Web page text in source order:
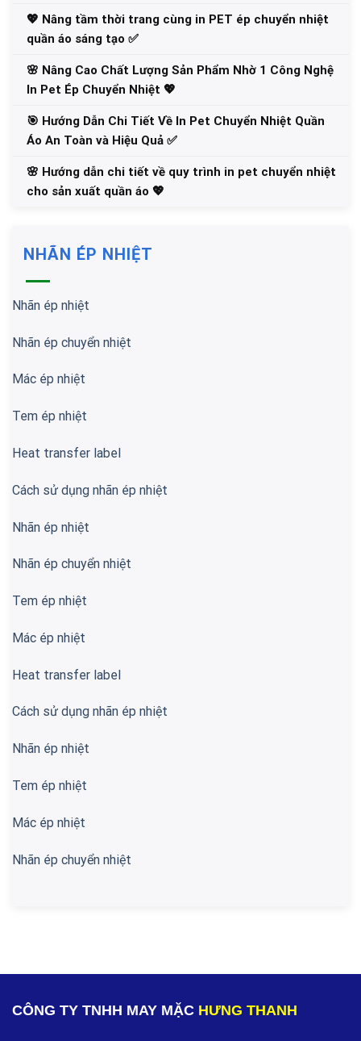
💖 Nâng tầm thời trang cùng in PET ép chuyển nhiệt
quần áo sáng tạo ✅
🌸 Nâng Cao Chất Lượng Sản Phẩm Nhờ 1 Công Nghệ
In Pet Ép Chuyển Nhiệt 💖
🎯 Hướng Dẫn Chi Tiết Về In Pet Chuyển Nhiệt Quần
Áo An Toàn và Hiệu Quả ✅
🌸 Hướng dẫn chi tiết về quy trình in pet chuyển nhiệt
cho sản xuất quần áo 💖
NHÃN ÉP NHIỆT
Nhãn ép nhiệt
Nhãn ép chuyển nhiệt
Mác ép nhiệt
Tem ép nhiệt
Heat transfer label
Cách sử dụng nhãn ép nhiệt
Nhãn ép nhiệt
Nhãn ép chuyển nhiệt
Tem ép nhiệt
Mác ép nhiệt
Heat transfer label
Cách sử dụng nhãn ép nhiệt
Nhãn ép nhiệt
Tem ép nhiệt
Mác ép nhiệt
Nhãn ép chuyển nhiệt
CÔNG TY TNHH MAY MẶC HƯNG THANH